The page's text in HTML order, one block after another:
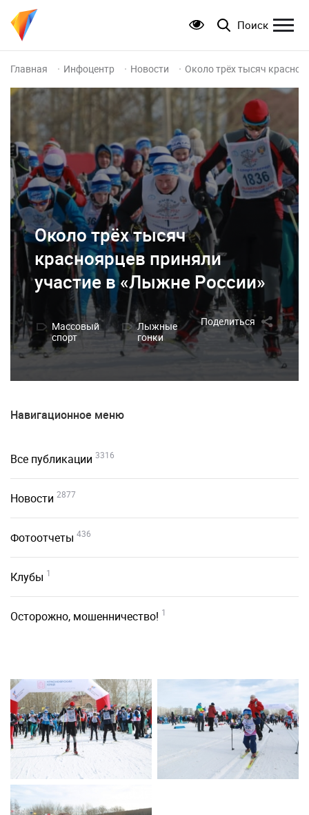
Поиск
Главная Инфоцентр Новости Около трёх тысяч
Около трёх тысяч
красноярцев приняли
участие в «Лыжне России»
Массовый
спорт
Лыжные
гонки
Поделиться
Навигационное меню
Все публикации 3316
Новости 2877
Фотоотчеты 436
Клубы 1
Осторожно, мошенничество! 1